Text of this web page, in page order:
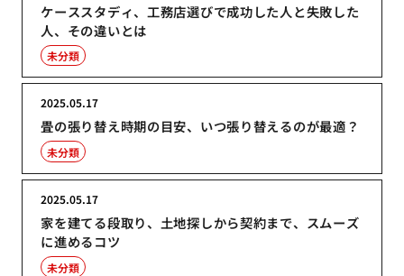
ケーススタディ、工務店選びで成功した人と失敗した
人、その違いとは
未分類
畳の張り替え時期の目安、いつ張り替えるのが最適？
2025.05.17
未分類
家を建てる段取り、土地探しから契約まで、スムーズ
に進めるコツ
2025.05.17
未分類